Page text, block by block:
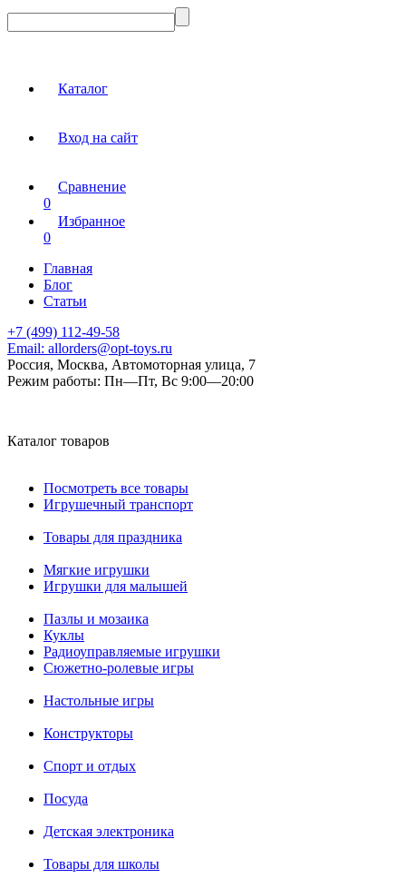
Каталог
Вход на сайт
Сравнение
0
Избранное
0
Главная
Блог
Статьи
+7 (499) 112-49-58
Email: allorders@opt-toys.ru
Россия, Москва, Автомоторная улица, 7
Режим работы: Пн—Пт, Вс 9:00—20:00
Каталог товаров
Посмотреть все товары
Игрушечный транспорт
Товары для праздника
Мягкие игрушки
Игрушки для малышей
Пазлы и мозаика
Куклы
Радиоуправляемые игрушки
Сюжетно-ролевые игры
Настольные игры
Конструкторы
Спорт и отдых
Посуда
Детская электроника
Товары для школы